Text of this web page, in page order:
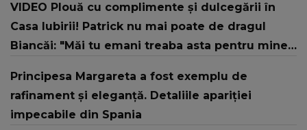
VIDEO Plouă cu complimente și dulcegării în
Casa Iubirii! Patrick nu mai poate de dragul
Biancăi: "Măi tu emani treaba asta pentru mine,
Principesa Margareta a fost exemplu de
rafinament și eleganță. Detaliile apariției
impecabile din Spania